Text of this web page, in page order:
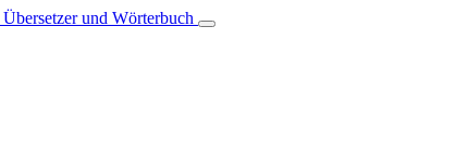
und Wörterbuch